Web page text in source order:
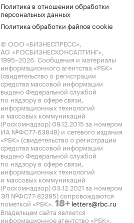
Политика в отношении обработки
персональных данных
Политика обработки файлов cookie
© ООО «БИЗНЕСПРЕСС»,
АО «РОСБИЗНЕСКОНСАЛТИНГ»,
1995–2026. Сообщения и материалы
информационного агентства «РБК»
(свидетельство о регистрации
средства массовой информации
выдано Федеральной службой
по надзору в сфере связи,
информационных технологий
и массовых коммуникаций
(Роскомнадзор) 09.12.2015 за номером
ИА №ФС77-63848) и сетевого издания
«РБК» (свидетельство о регистрации
средства массовой информации
выдано Федеральной службой
по надзору в сфере связи,
информационных технологий
и массовых коммуникаций
(Роскомнадзор) 03.12.2021 за номером
ЭЛ №ФС77-82385) сопровождаются
пометкой «РБК». 18+ letters@rbc.ru
Владельцем сайта является
информационное агентство «РБК».